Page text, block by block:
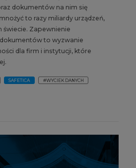
dokumentów na nim się
to razy miliardy urządzeń,
świecie. Zapewnienie
to wyzwanie
dla firm i instytucji, które
SAFETICA #WYCIEK DANYCH